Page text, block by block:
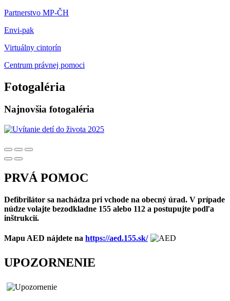
Partnerstvo MP-ČH
Envi-pak
Virtuálny cintorín
Centrum právnej pomoci
Fotogaléria
Najnovšia fotogaléria
PRVÁ POMOC
Defibrilátor sa nachádza pri vchode na obecný úrad. V prípade
núdze volajte bezodkladne 155 alebo 112 a postupujte podľa
inštrukcií.
Mapu AED nájdete na https://aed.155.sk/
UPOZORNENIE